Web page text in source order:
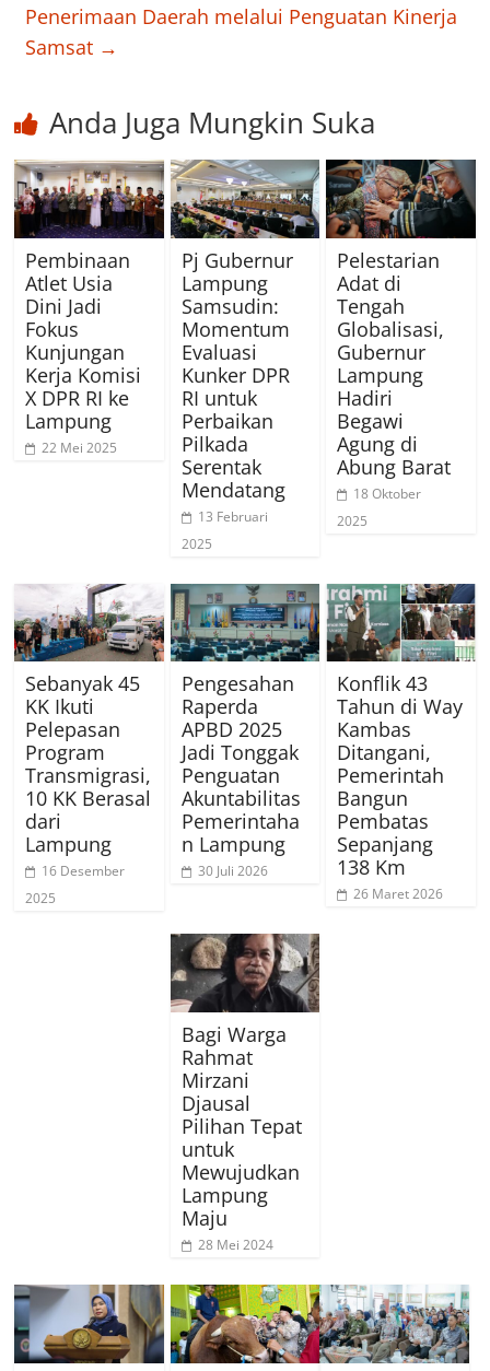
Penerimaan Daerah melalui Penguatan Kinerja
Samsat →
Anda Juga Mungkin Suka
Pembinaan
Atlet Usia
Dini Jadi
Fokus
Kunjungan
Kerja Komisi
X DPR RI ke
Lampung
22 Mei 2025
Pj Gubernur
Lampung
Samsudin:
Momentum
Evaluasi
Kunker DPR
RI untuk
Perbaikan
Pilkada
Serentak
Mendatang
13 Februari
2025
Pelestarian
Adat di
Tengah
Globalisasi,
Gubernur
Lampung
Hadiri
Begawi
Agung di
Abung Barat
18 Oktober
2025
Sebanyak 45
KK Ikuti
Pelepasan
Program
Transmigrasi,
10 KK Berasal
dari
Lampung
16 Desember
2025
Pengesahan
Raperda
APBD 2025
Jadi Tonggak
Penguatan
Akuntabilitas
Pemerintaha
n Lampung
30 Juli 2026
Konflik 43
Tahun di Way
Kambas
Ditangani,
Pemerintah
Bangun
Pembatas
Sepanjang
138 Km
26 Maret 2026
Bagi Warga
Rahmat
Mirzani
Djausal
Pilihan Tepat
untuk
Mewujudkan
Lampung
Maju
28 Mei 2024